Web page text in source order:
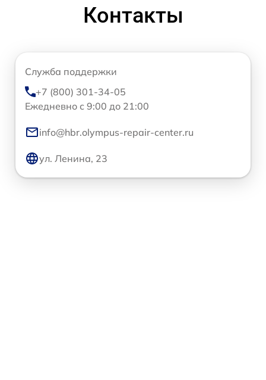
Контакты
Служба поддержки
+7 (800) 301-34-05
Ежедневно с 9:00 до 21:00
info@hbr.olympus-repair-center.ru
ул. Ленина, 23